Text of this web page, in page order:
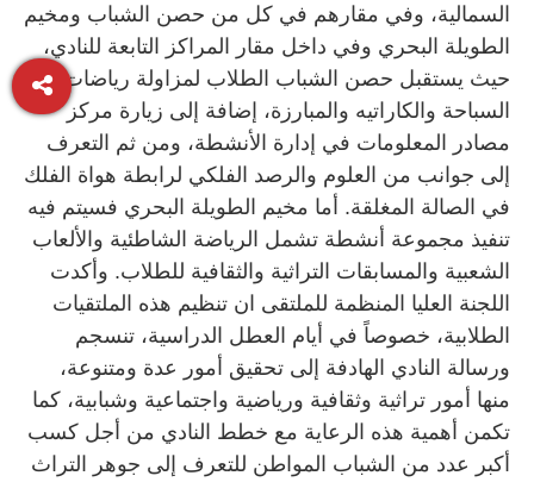
السمالية، وفي مقارهم في كل من حصن الشباب ومخيم
الطويلة البحري وفي داخل مقار المراكز التابعة للنادي،
حيث يستقبل حصن الشباب الطلاب لمزاولة رياضات
السباحة والكاراتيه والمبارزة، إضافة إلى زيارة مركز
مصادر المعلومات في إدارة الأنشطة، ومن ثم التعرف
إلى جوانب من العلوم والرصد الفلكي لرابطة هواة الفلك
في الصالة المغلقة. أما مخيم الطويلة البحري فسيتم فيه
تنفيذ مجموعة أنشطة تشمل الرياضة الشاطئية والألعاب
الشعبية والمسابقات التراثية والثقافية للطلاب. وأكدت
اللجنة العليا المنظمة للملتقى ان تنظيم هذه الملتقيات
الطلابية، خصوصاً في أيام العطل الدراسية، تنسجم
ورسالة النادي الهادفة إلى تحقيق أمور عدة ومتنوعة،
منها أمور تراثية وثقافية ورياضية واجتماعية وشبابية، كما
تكمن أهمية هذه الرعاية مع خطط النادي من أجل كسب
أكبر عدد من الشباب المواطن للتعرف إلى جوهر التراث